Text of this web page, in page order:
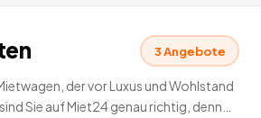
3Angebote
der vor Luxus und Wohlstand
Sie auf Miet24 genau richtig, denn